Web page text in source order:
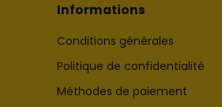
Informations
Conditions générales
Politique de confidentialité
Méthodes de paiement